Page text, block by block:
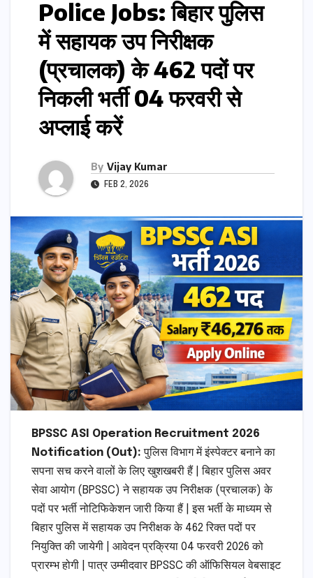
Police Jobs: बिहार पुलिस
में सहायक उप निरीक्षक
(प्रचालक) के 462 पदों पर
निकली भर्ती 04 फरवरी से
अप्लाई करें
By Vijay Kumar
FEB 2, 2026
BPSSC ASI Operation Recruitment 2026
Notification (Out): पुलिस विभाग में इंस्पेक्टर बनाने का
सपना सच करने वालों के लिए खुशखबरी हैं | बिहार पुलिस अवर
सेवा आयोग (BPSSC) ने सहायक उप निरीक्षक (प्रचालक) के
पदों पर भर्ती नोटिफिकेशन जारी किया हैं | इस भर्ती के माध्यम से
बिहार पुलिस में सहायक उप निरीक्षक के 462 रिक्त पदों पर
नियुक्ति की जायेगी | आवेदन प्रक्रिया 04 फरवरी 2026 को
प्रारम्भ होगी | पात्र उम्मीदवार BPSSC की ऑफिसियल वेबसाइट